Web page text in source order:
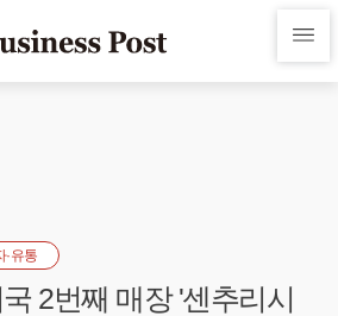
·유통
2번째 매장 '센추리시